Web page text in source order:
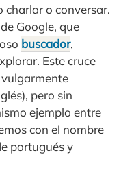
charlar o conversar.
Google, que
buscador,
Este cruce
pero sin
ejemplo entre
con el nombre
portugués y